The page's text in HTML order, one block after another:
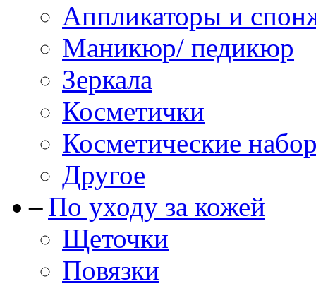
Аппликаторы и
Маникюр/ педикюр
Зеркала
Косметички
Косметические
Другое
По уходу за кожей
Щеточки
Повязки